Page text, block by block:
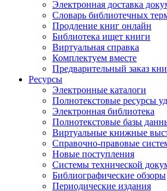
Электронная доставка
Словарь библиотечных
Продление книг онлайн
Библиотека ищет книги
Виртуальная справка
Комплектуем вместе
Предварительный заказ
Ресурсы
Электронные каталоги
Полнотекстовые ресурсы
Электронная библиотека
Полнотекстовые базы
Виртуальные книжные
Справочно-правовые
Новые поступления
Cистемы технической
Библиографические обзоры
Периодические издания